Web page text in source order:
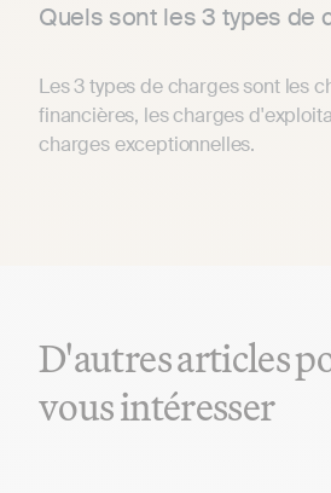
Quels sont les 3 types de
Les 3 types de charges sont les
financières, les charges
charges exceptionnelles.
D'autres articles
vous intéresser